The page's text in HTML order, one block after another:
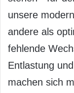
unsere
andere als
fehlende
Entlastung
machen sich